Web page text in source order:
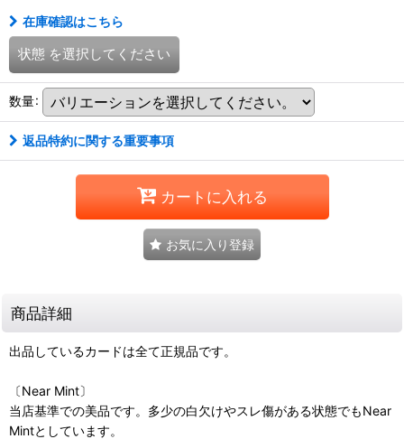
在庫確認はこちら
状態 を選択してください
数量:
返品特約に関する重要事項
カートに入れる
お気に入り登録
商品詳細
出品しているカードは全て正規品です。
〔Near Mint〕
当店基準での美品です。多少の白欠けやスレ傷がある状態でもNear
Mintとしています。